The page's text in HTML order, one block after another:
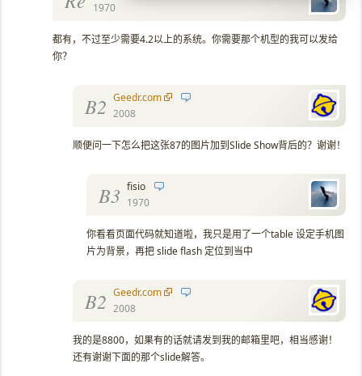
1970
都有，不过至少需要4.2以上的系统。你需要那个机型的我可以发给
你？
B2 Geedr.com
2008
顺便问一下怎么把这张87的图片加到Slide Show背后的？谢谢！
B3 fisio
1970
你看看页面代码就知道啦，我只是用了一个table 设定手机图
片为背景，再把 slide flash 定位到当中
B2 Geedr.com
2008
我的是8800，如果有的话就请发到我的邮箱里吧，相当感谢！
还有谢谢下面的那个slide解答。